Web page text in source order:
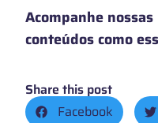
Acompanhe
conteúdos como
Share this post
Facebook